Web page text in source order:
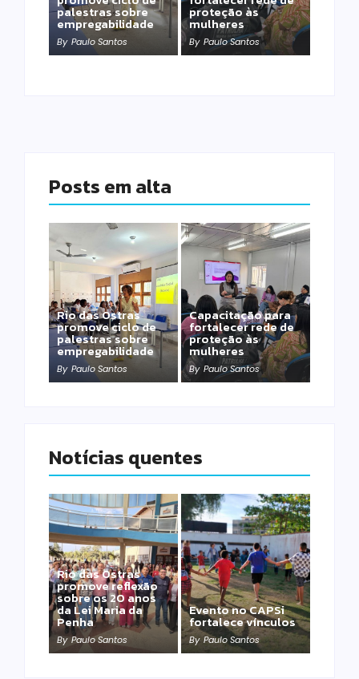
palestras sobre
empregabilidade
By Paulo Santos
proteção às
mulheres
By Paulo Santos
Posts em alta
Rio das Ostras
promove ciclo de
palestras sobre
empregabilidade
By Paulo Santos
Capacitação para
fortalecer rede de
proteção às
mulheres
By Paulo Santos
Notícias quentes
Rio das Ostras
promove reflexão
sobre os 20 anos
da Lei Maria da
Penha
By Paulo Santos
Evento no CAPSi
fortalece vínculos
By Paulo Santos